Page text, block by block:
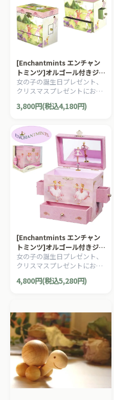
[Enchantmints エンチャン
トミンツ]オルゴール付きジュ
エリーボックス バレリーナ
チュチュとドッグ
女の子の誕生日プレゼント、
クリスマスプレゼントにお勧
めの、夢が詰まった、水彩画
がデザインされた、オルゴー
です。
3,800円(税込4,180円)
[Enchantmints エンチャン
トミンツ]オルゴール付きジュ
エリーボックス バレリーナ
女の子の誕生日プレゼント、
クリスマスプレゼントにお勧
めの、夢が詰まった、水彩画
がデザインされた、オルゴー
4,800円(税込5,280円)